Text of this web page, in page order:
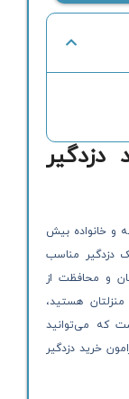
دزدگیر
و خانواده بیش
دزدگیر مناسب
و محافظت از
هستید،
که می‌توانید
خرید دزدگیر